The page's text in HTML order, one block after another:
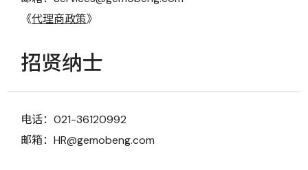
《代理商政策》
招贤纳士
电话：021-36120992
邮箱：HR@gemobeng.com